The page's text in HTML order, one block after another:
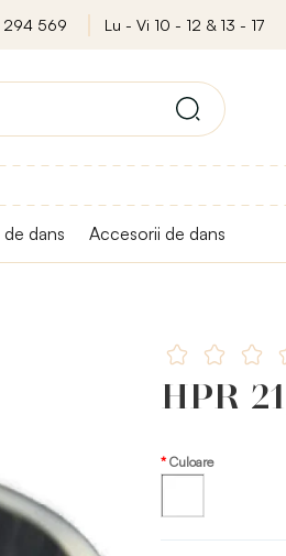
294 569 Lu - Vi 10 - 12 & 13 - 17
dans Accesorii de dans
HPR
Culoare